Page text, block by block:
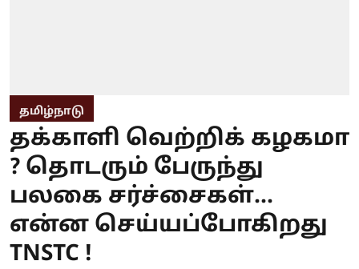
தமிழ்நாடு
தக்காளி வெற்றிக் கழகமா
? தொடரும் பேருந்து
பலகை சர்ச்சைகள்...
என்ன செய்யப்போகிறது
TNSTC !